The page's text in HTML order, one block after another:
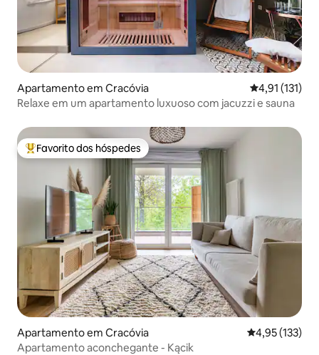
Apartamento em Cracóvia Classificação
4,91 (131)
Relaxe em um apartamento luxuoso com jacuzzi e sauna
Favoritos dos hóspedes mais apreciados
Favorito dos hóspedes
Apartamento em Cracóvia Classificação
4,95 (133)
Apartamento aconchegante - Kącik